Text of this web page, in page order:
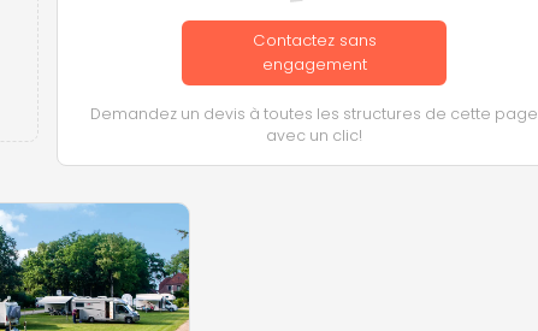
Contactez sans
engagement
Demandez un devis à toutes les structures de cette page
avec un clic!